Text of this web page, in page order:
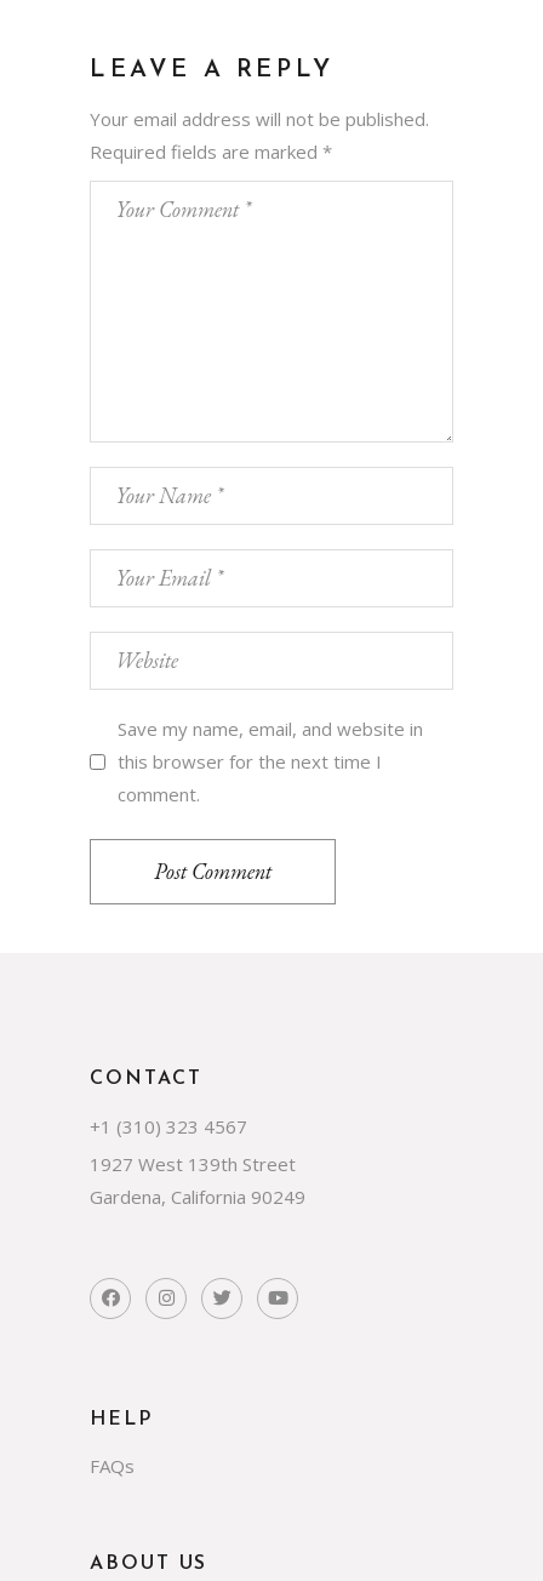
LEAVE A REPLY
Your email address will not be published.
Required fields are marked *
Save my name, email, and website in
this browser for the next time I
comment.
Post Comment
CONTACT
+1 (310) 323 4567
1927 West 139th Street
Gardena, California 90249
HELP
FAQs
ABOUT US